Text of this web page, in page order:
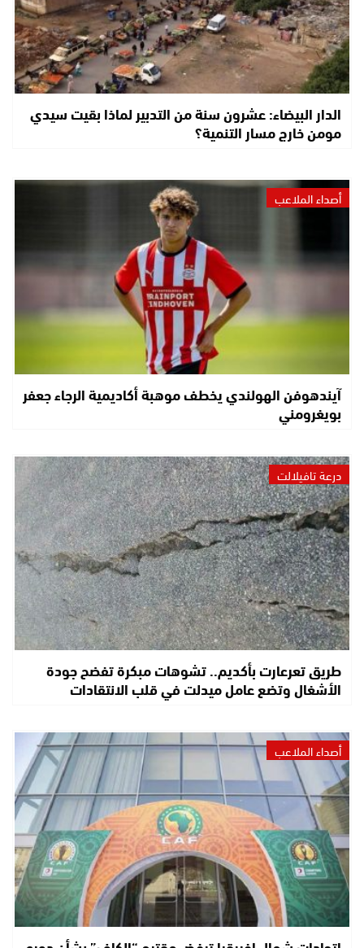
الدار البيضاء: عشرون سنة من التدبير لماذا بقيت سيدي
مومن خارج مسار التنمية؟
أصداء الملاعب
آيندهوفن الهولندي يخطف موهبة أكاديمية الرجاء جعفر
بويغرومني
درعة تافيلالت
طريق تعرعارت بأكديم.. تشوهات مبكرة تفضح جودة
الأشغال وتضع عامل ميدلت في قلب الانتقادات
أصداء الملاعب